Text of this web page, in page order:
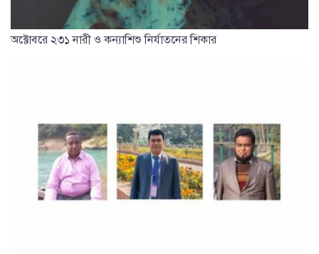
অক্টোবরে ২৩১ নারী ও কন্যাশিশু নির্যাতনের শিকার